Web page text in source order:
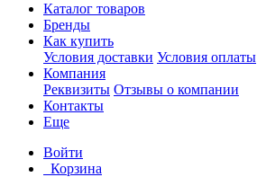
Каталог товаров
Бренды
Как купить
Условия доставки Условия оплаты
Компания
Реквизиты Отзывы о компании
Контакты
Еще
Войти
Корзина